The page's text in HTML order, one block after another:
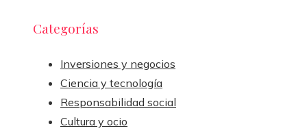
Categorías
Inversiones y negocios
Ciencia y tecnología
Responsabilidad social
Cultura y ocio